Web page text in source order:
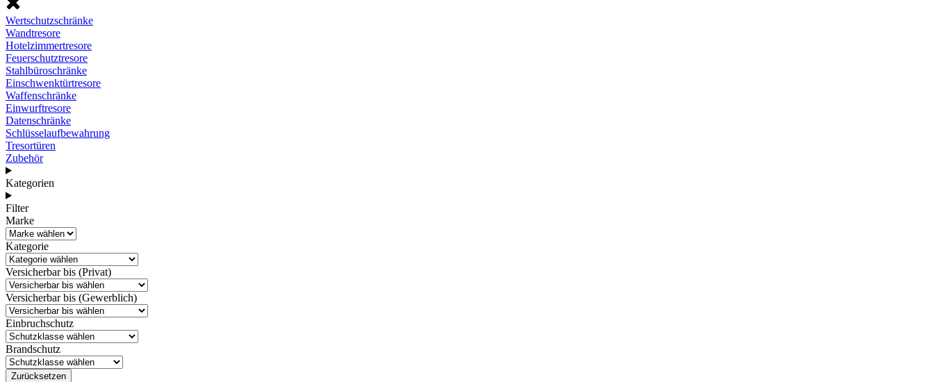
Wertschutzschränke
Wandtresore
Hotelzimmertresore
Feuerschutztresore
Stahlbüroschränke
Einschwenktürtresore
Waffenschränke
Einwurftresore
Datenschränke
Schlüsselaufbewahrung
Tresortüren
Zubehör
Kategorien
Filter
Marke
Kategorie
Versicherbar bis (Privat)
Versicherbar bis (Gewerblich)
Einbruchschutz
Brandschutz
Zurücksetzen